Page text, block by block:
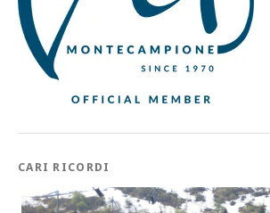
CARI RICORDI